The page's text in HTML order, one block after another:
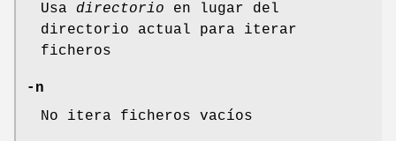
Usa directorio en lugar del
directorio actual para iterar
ficheros
-n
No itera ficheros vacíos